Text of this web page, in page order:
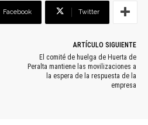
Facebook Twitter
ARTÍCULO SIGUIENTE
El comité de huelga de Huerta de
Peralta mantiene las movilizaciones a
la espera de la respuesta de la
empresa